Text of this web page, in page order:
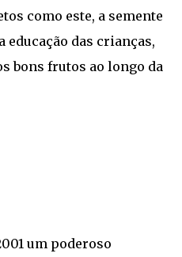
como este, a semente
educação das crianças,
bons frutos ao longo da
um poderoso